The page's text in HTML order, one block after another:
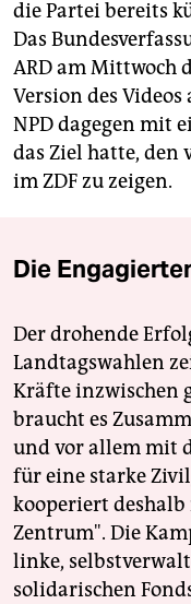
die Partei bereits
Das
ARD am Mittwoch
Version des
NPD dagegen mit
das Ziel hatte, den
im ZDF zu zeigen.
Die
Der drohende
Landtagswahlen
Kräfte inzwischen
braucht es
und vor allem mit
für eine starke
kooperiert
Zentrum". Die
linke,
solidarischen